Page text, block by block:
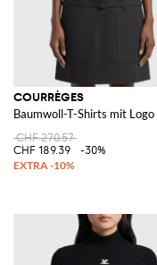
COURRÈGES
Baumwoll-T-Shirts mit Logo
CHF 270.57
CHF 189.39
-30%